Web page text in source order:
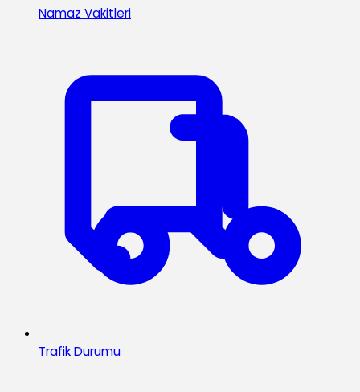
Namaz Vakitleri
Trafik Durumu